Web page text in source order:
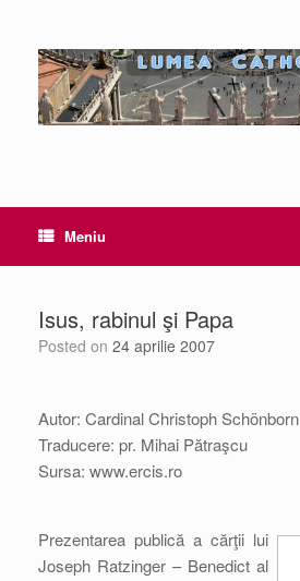
Meniu
Isus, rabinul şi Papa
Posted on 24 aprilie 2007
Autor: Cardinal Christoph Schönborn
Traducere: pr. Mihai Pătraşcu
Sursa: www.ercis.ro
Prezentarea publică a cărţii lui
Joseph Ratzinger – Benedict al